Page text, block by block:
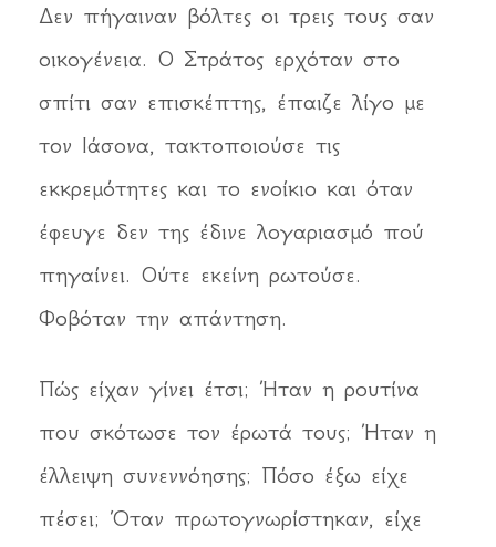
Δεν πήγαιναν βόλτες οι τρεις τους σαν
οικογένεια. Ο Στράτος ερχόταν στο
σπίτι σαν επισκέπτης, έπαιζε λίγο με
τον Ιάσονα, τακτοποιούσε τις
εκκρεμότητες και το ενοίκιο και όταν
έφευγε δεν της έδινε λογαριασμό πού
πηγαίνει. Ούτε εκείνη ρωτούσε.
Φοβόταν την απάντηση.
Πώς είχαν γίνει έτσι; Ήταν η ρουτίνα
που σκότωσε τον έρωτά τους; Ήταν η
έλλειψη συνεννόησης; Πόσο έξω είχε
πέσει; Όταν πρωτογνωρίστηκαν, είχε